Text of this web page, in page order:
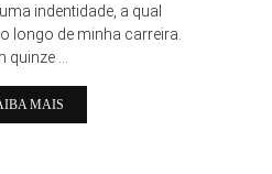
indentidade, a qual
longo de minha carreira.
quinze ...
MAIS